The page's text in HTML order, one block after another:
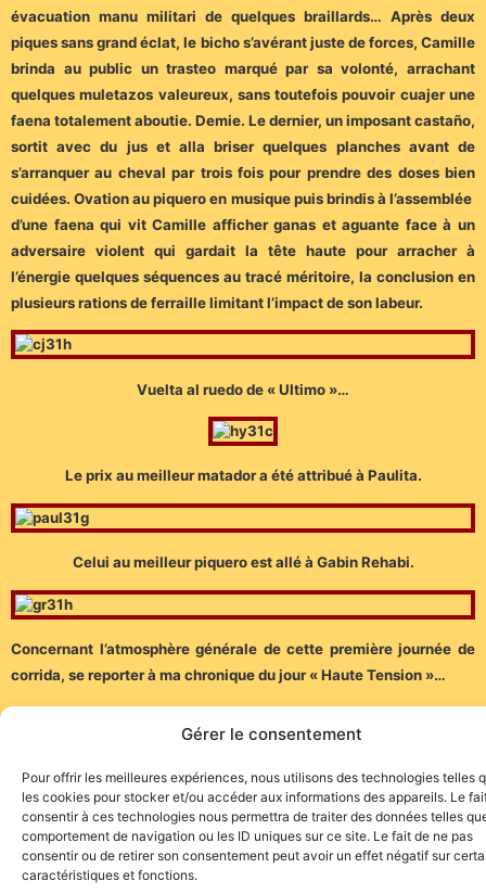
Gérer le consentement
Pour offrir les meilleures expériences, nous utilisons des technologies telles
les cookies pour stocker et/ou accéder aux informations des appareils. Le
consentir à ces technologies nous permettra de traiter des données telles
comportement de navigation ou les ID uniques sur ce site. Le fait de ne pas
consentir ou de retirer son consentement peut avoir un effet négatif sur
caractéristiques et fonctions.
évacuation manu militari de quelques braillards… Après deux
piques sans grand éclat, le bicho s’avérant juste de forces, Camille
brinda au public un trasteo marqué par sa volonté, arrachant
quelques muletazos valeureux, sans toutefois pouvoir cuajer une
faena totalement aboutie. Demie. Le dernier, un imposant castaño,
sortit avec du jus et alla briser quelques planches avant de
s’arranquer au cheval par trois fois pour prendre des doses bien
cuidées. Ovation au piquero en musique puis brindis à l’assemblée
d’une faena qui vit Camille afficher ganas et aguante face à un
adversaire violent qui gardait la tête haute pour arracher à
l’énergie quelques séquences au tracé méritoire, la conclusion en
plusieurs rations de ferraille limitant l’impact de son labeur.
Vuelta al ruedo de « Ultimo »…
Le prix au meilleur matador a été attribué à Paulita.
Celui au meilleur piquero est allé à Gabin Rehabi.
Concernant l’atmosphère générale de cette première journée de
corrida, se reporter à ma chronique du jour « Haute Tension »…
Site de l'association TOROFIESTA